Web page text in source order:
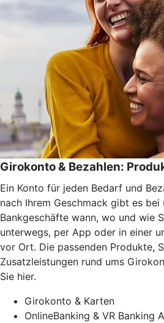
Girokonto & Bezahlen:
Ein Konto für jeden Bedarf und
nach Ihrem Geschmack gibt es bei
Bankgeschäfte wann, wo und wie
unterwegs, per App oder in einer
vor Ort. Die passenden Produkte,
Zusatzleistungen rund ums
Sie hier.
Girokonto & Karten
OnlineBanking & VR Banking